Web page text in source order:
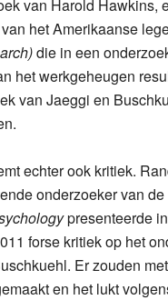
van Harold Hawkins,
het Amerikaanse
die in een
het werkgeheugen
van Jaeggi en
echter ook kritiek.
onderzoeker van de
presenteerde
forse kritiek op het
Er zouden
en het lukt